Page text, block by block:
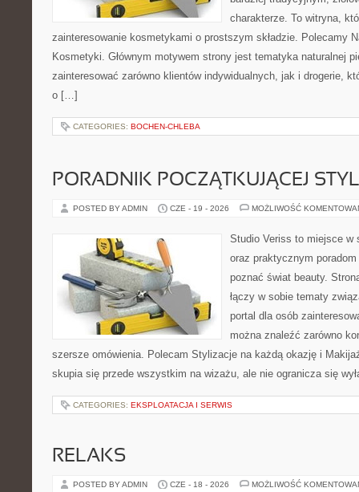
charakterze. To witryna,
zainteresowanie kosmetykami o prostszym składzie. Polecamy
Kosmetyki. Głównym motywem strony jest tematyka naturalnej
zainteresować zarówno klientów indywidualnych, jak i drogerie,
o […]
CATEGORIES: BOCHEN-CHLEBA
PORADNIK POCZĄTKUJĄCEJ
POSTED BY ADMIN CZE - 19 - 2026 MOŻLIWOŚĆ
Studio Veriss to miejsce w
oraz praktycznym
poznać świat beauty.
łączy w sobie tematy
portal dla osób
można znaleźć zarówno
szersze omówienia. Polecam Stylizacje na każdą okazję i
skupia się przede wszystkim na wizażu, ale nie ogranicza się
CATEGORIES: EKSPLOATACJA I SERWIS
RELAKS
POSTED BY ADMIN CZE - 18 - 2026 MOŻLIWOŚĆ